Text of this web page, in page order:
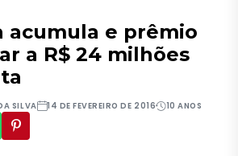
acumula e prêmio
a R$ 24 milhões
SILVA 14 DE FEVEREIRO DE 2016 10 ANOS